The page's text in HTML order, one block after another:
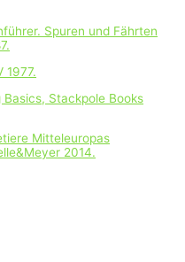
Spuren und Fährten
1977.
Stackpole Books
Mitteleuropas
2014.